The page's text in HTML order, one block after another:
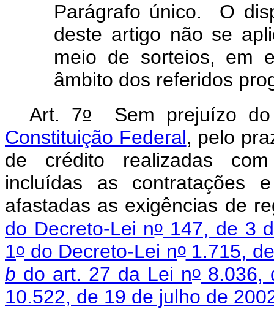
Parágrafo único. O
deste artigo não se
meio de sorteios, em
âmbito dos referidos
Art. 7oSem prejuízo
Constituição Federal, pelo
de crédito realizadas
incluídas as contratações
afastadas as exigências de
do Decreto-Lei no147, de 3
1o do Decreto-Lei no1.715,
b do art. 27 da Lei no 8.036,
10.522, de 19 de julho de